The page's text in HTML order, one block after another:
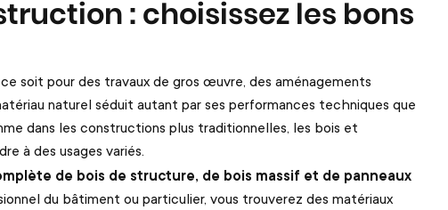
: choisissez les bons
soit pour des travaux de gros œuvre, des aménagements
naturel séduit autant par ses performances techniques que
dans les constructions plus traditionnelles, les bois et
à des usages variés.
de bois de structure, de bois massif et de panneaux
du bâtiment ou particulier, vous trouverez des matériaux